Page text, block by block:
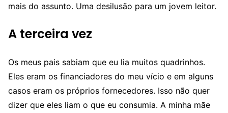
mais do assunto. Uma desilusão para um jovem leitor.
A terceira vez
Os meus pais sabiam que eu lia muitos quadrinhos.
Eles eram os financiadores do meu vício e em alguns
casos eram os próprios fornecedores. Isso não quer
dizer que eles liam o que eu consumia. A minha mãe